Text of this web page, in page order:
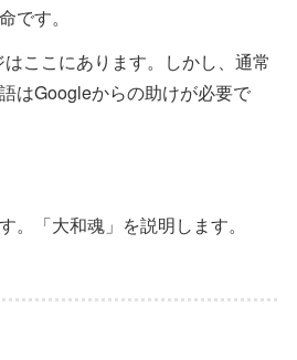
です。
ここにあります。しかし、通常
はGoogleからの助けが必要で
。「大和魂」を説明します。